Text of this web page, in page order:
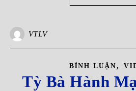
VTLV
BÌNH LUẬN ,
Tỳ Bà Hành